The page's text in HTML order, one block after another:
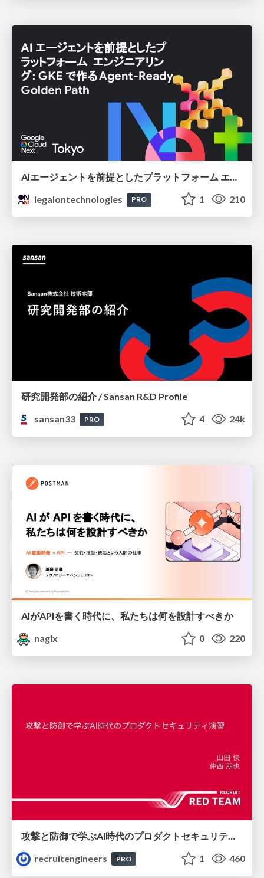
legalontechnologies
PRO 1 210
研究開発部の紹介 / Sansan R&D Profile
sansan33
PRO 4 24k
AIがAPIを書く時代に、私たちは何を設計すべきか
nagix
0 220
recruitengineers
PRO 1 460